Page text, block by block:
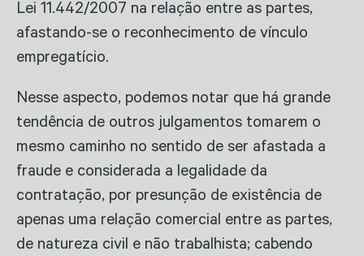
Lei 11.442/2007 na relação entre as partes,
afastando-se o reconhecimento de vínculo
empregatício.
Nesse aspecto, podemos notar que há grande
tendência de outros julgamentos tomarem o
mesmo caminho no sentido de ser afastada a
fraude e considerada a legalidade da
contratação, por presunção de existência de
apenas uma relação comercial entre as partes,
de natureza civil e não trabalhista; cabendo